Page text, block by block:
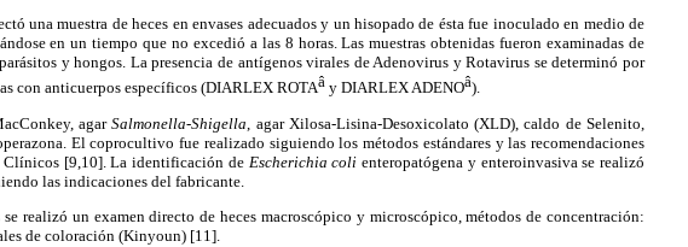
una muestra de heces en envases adecuados y un hisopado de ésta fue inoculado en medio de
en un tiempo que no excedió a las 8 horas. Las muestras obtenidas fueron examinadas de
y hongos. La presencia de antígenos virales de Adenovirus y Rotavirus se determinó por
con anticuerpos específicos (DIARLEX ROTAâ y DIARLEX ADENOâ).
agarSalmonella-Shigella , agar Xilosa-Lisina-Desoxicolato (XLD), caldo de Selenito,
El coprocultivo fue realizado siguiendo los métodos estándares y las recomendaciones
[9,10]. La identificación de Escherichia coli enteropatógena y enteroinvasiva se realizó
las indicaciones del fabricante.
realizó un examen directo de heces macroscópico y microscópico, métodos de concentración:
de coloración (Kinyoun) [11].